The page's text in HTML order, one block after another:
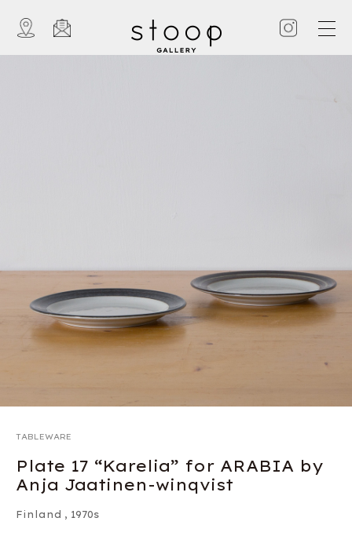
TABLEWARE
Plate 17 “Karelia” for ARABIA by
Anja Jaatinen-winqvist
Finland , 1970s